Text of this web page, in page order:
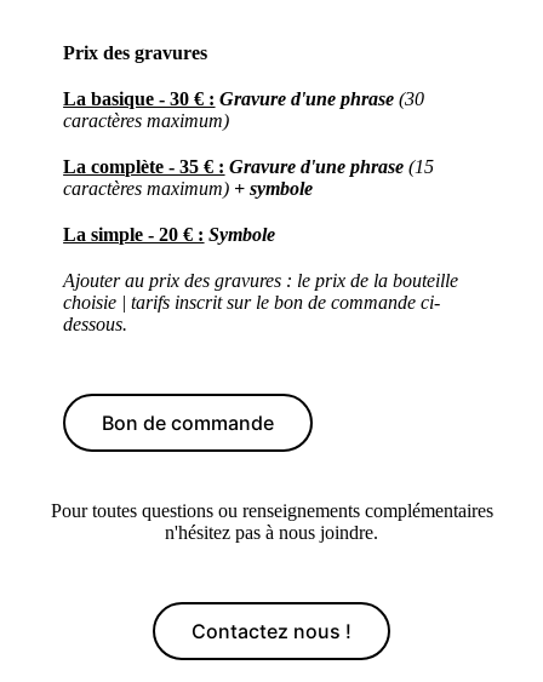
Prix des gravures
La basique - 30 € : Gravure d'une phrase (30
caractères maximum)
La complète - 35 € : Gravure d'une phrase (15
caractères maximum) + symbole
La simple - 20 € : Symbole
Ajouter au prix des gravures : le prix de la bouteille
choisie | tarifs inscrit sur le bon de commande ci-
dessous.
Bon de commande
Pour toutes questions ou renseignements complémentaires
n'hésitez pas à nous joindre.
Contactez nous !